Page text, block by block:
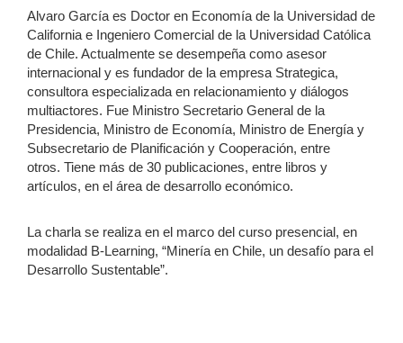
Alvaro García es Doctor en Economía de la Universidad de
California e Ingeniero Comercial de la Universidad Católica
de Chile. Actualmente se desempeña como asesor
internacional y es fundador de la empresa Strategica,
consultora especializada en relacionamiento y diálogos
multiactores. Fue Ministro Secretario General de la
Presidencia, Ministro de Economía, Ministro de Energía y
Subsecretario de Planificación y Cooperación, entre
otros. Tiene más de 30 publicaciones, entre libros y
artículos, en el área de desarrollo económico.
La charla se realiza en el marco del curso presencial, en
modalidad B-Learning, “Minería en Chile, un desafío para el
Desarrollo Sustentable”.